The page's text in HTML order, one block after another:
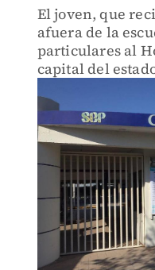
El joven, que
afuera de la
particulares al
capital del